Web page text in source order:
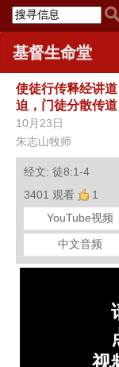
基督生命堂
使徒行传释经讲道
迫，门徒分散传道
10月23日
朱志山牧师
经文: 徒8:1-4
3401 观看
1
YouTube视频
中文音频